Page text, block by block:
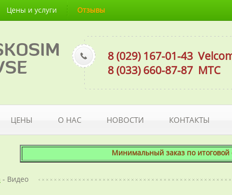
Цены и услуги Отзывы
8 (029) 167-01-43
8 (033) 660-87-87 МТС
ЦЕНЫ О НАС НОВОСТИ КОНТАКТЫ
Минимальный заказ по итоговой
- Видео